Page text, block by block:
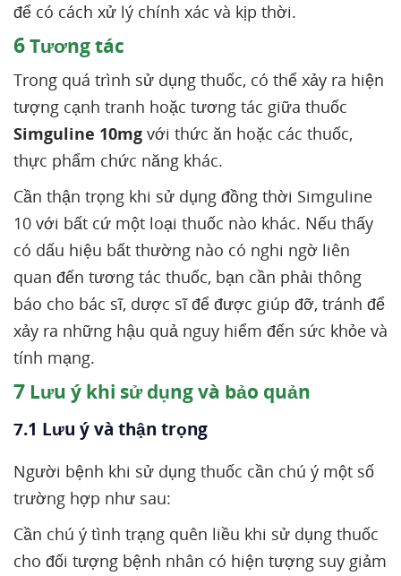
để có cách xử lý chính xác và kịp thời.
6Tương tác
Trong quá trình sử dụng thuốc, có thể xảy ra hiện
tượng cạnh tranh hoặc tương tác giữa thuốc
Simguline 10mg với thức ăn hoặc các thuốc,
thực phẩm chức năng khác.
Cần thận trọng khi sử dụng đồng thời Simguline
10 với bất cứ một loại thuốc nào khác. Nếu thấy
có dấu hiệu bất thường nào có nghi ngờ liên
quan đến tương tác thuốc, bạn cần phải thông
báo cho bác sĩ, dược sĩ để được giúp đỡ, tránh để
xảy ra những hậu quả nguy hiểm đến sức khỏe và
tính mạng.
7 Lưu ý khi sử dụng và bảo quản
7.1 Lưu ý và thận trọng
Người bệnh khi sử dụng thuốc cần chú ý một số
trường hợp như sau:
Cần chú ý tình trạng quên liều khi sử dụng thuốc
cho đối tượng bệnh nhân có hiện tượng suy giảm